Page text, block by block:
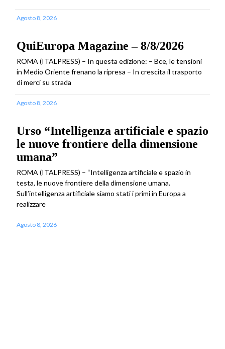
Agosto 8, 2026
QuiEuropa Magazine – 8/8/2026
ROMA (ITALPRESS) – In questa edizione: – Bce, le tensioni
in Medio Oriente frenano la ripresa – In crescita il trasporto
di merci su strada
Agosto 8, 2026
Urso “Intelligenza artificiale e spazio
le nuove frontiere della dimensione
umana”
ROMA (ITALPRESS) – “Intelligenza artificiale e spazio in
testa, le nuove frontiere della dimensione umana.
Sull’intelligenza artificiale siamo stati i primi in Europa a
realizzare
Agosto 8, 2026